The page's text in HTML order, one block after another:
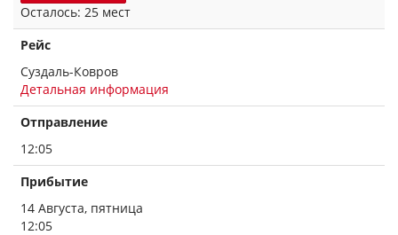
Осталось: 25 мест
Рейс
Суздаль-Ковров
Детальная информация
Отправление
12:05
Прибытие
14 Августа, пятница
12:05